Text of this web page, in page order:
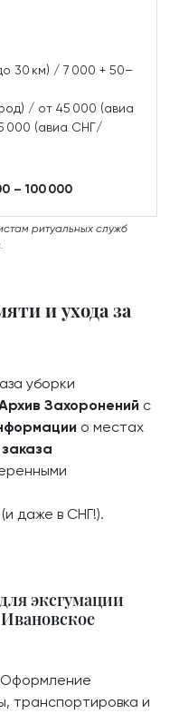
30 км) / 7 000 + 50–
/ от 45 000 (авиа
000 (авиа СНГ/
– 100 000
ритуальных служб
и ухода за
уборки
Захоронений с
о местах
заказа
даже в СНГ!).
эксгумации
Оформление
транспортировка и